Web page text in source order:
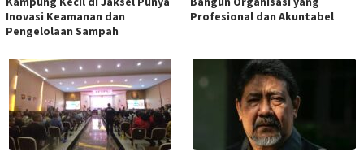
Inovasi Keamanan dan
Pengelolaan Sampah
Profesional dan Akuntabel